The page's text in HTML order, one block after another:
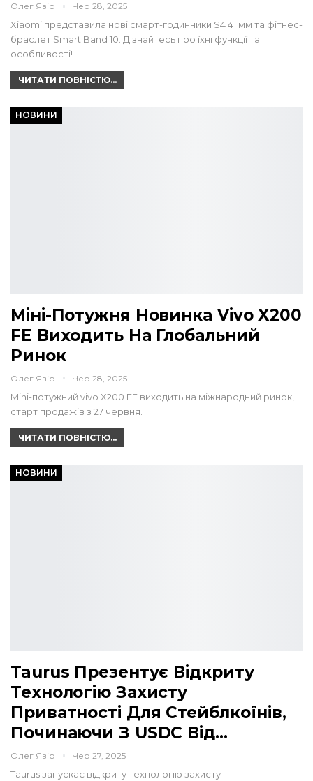
Олег Явір Чер 28, 2025
Xiaomi представила нові смарт-годинники S4 41 мм та фітнес-
браслет Smart Band 10. Дізнайтесь про їхні функції та
особливості!
ЧИТАТИ ПОВНІСТЮ...
НОВИНИ
Міні-Потужня Новинка Vivo X200
FE Виходить На Глобальний
Ринок
Олег Явір Чер 28, 2025
Mini-потужний vivo X200 FE виходить на міжнародний ринок,
старт продажів з 27 червня.
ЧИТАТИ ПОВНІСТЮ...
НОВИНИ
Taurus Презентує Відкриту
Технологію Захисту
Приватності Для Стейблкоїнів,
Починаючи З USDC Від…
Олег Явір Чер 27, 2025
Taurus запускає відкриту технологію захисту